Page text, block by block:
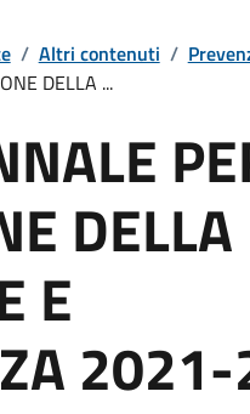
/ Altri contenuti /
DELLA ...
DELLA
E